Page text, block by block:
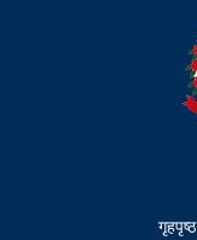
गृहपृष्ठ